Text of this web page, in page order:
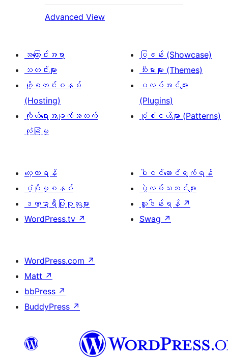
Advanced View
အကြောင်းအရာ
သတင်းများ
ဟို့စတင်းစနစ်
(Hosting)
ကိုယ်ရေးအချက်အလက်
လုံခြုံမှု
ပြခန်း (Showcase)
သီးမားများ (Themes)
ပလပ်အင်များ
(Plugins)
ပုံစံငယ်များ (Patterns)
လေ့လာရန်
ပံ့ပိုးမှုစနစ်
ဒဏ္ဍာရီပြုစုသူများ
WordPress.tv ↗
ပါဝင်ဆောင်ရွက်ရန်
ပွဲလမ်းသဘင်များ
လှူဒါန်းရန် ↗
Swag ↗
WordPress.com ↗
Matt ↗
bbPress ↗
BuddyPress ↗